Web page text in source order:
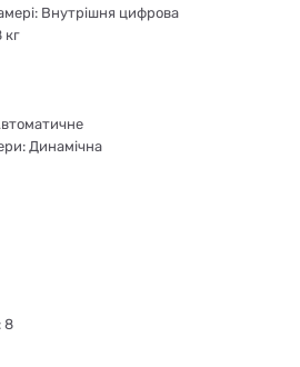
Внутрішня цифрова
кг
Динамічна
8